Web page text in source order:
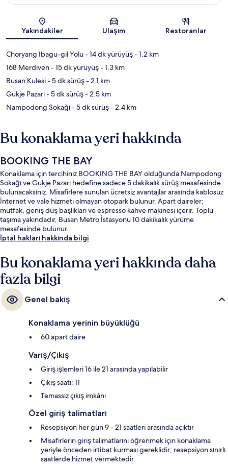
Harita
Yakındakiler Ulaşım Restoranlar
Choryang Ibagu-gil Yolu- 14 dk yürüyüş- 1.2 km
168 Merdiven- 15 dk yürüyüş- 1.3 km
Busan Kulesi- 5 dk sürüş- 2.1 km
Gukje Pazarı- 5 dk sürüş- 2.5 km
Nampodong Sokağı- 5 dk sürüş- 2.4 km
Bu konaklama yeri hakkında
BOOKING THE BAY
Konaklama için tercihiniz BOOKING THE BAY olduğunda Nampodong
Sokağı ve Gukje Pazarı hedefine sadece 5 dakikalık sürüş mesafesinde
bulunacaksınız. Misafirlere sunulan ücretsiz avantajlar arasında kablosuz
İnternet ve vale hizmeti olmayan otopark bulunur. Apart daireler;
mutfak, geniş duş başlıkları ve espresso kahve makinesi içerir. Toplu
taşıma yakındadır, Busan Metro İstasyonu 10 dakikalık yürüme
mesafesinde bulunur.
İptal hakları hakkında bilgi
Bu konaklama yeri hakkında daha
fazla bilgi
Genel bakış
Konaklama yerinin büyüklüğü
60 apart daire
Varış/Çıkış
Giriş işlemleri 16 ile 21 arasında yapılabilir
Çıkış saati: 11
Temassız çıkış imkânı
Özel giriş talimatları
Resepsiyon her gün 9 - 21 saatleri arasında açıktır
Misafirlerin giriş talimatlarını öğrenmek için konaklama
yeriyle önceden irtibat kurması gereklidir; resepsiyon sınırlı
saatlerde hizmet vermektedir